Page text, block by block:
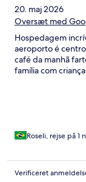
20. maj 2026
Oversæt med
Hospedagem
aeroporto é
café da manhã
família com
Roseli, rejse på 1
Verificeret